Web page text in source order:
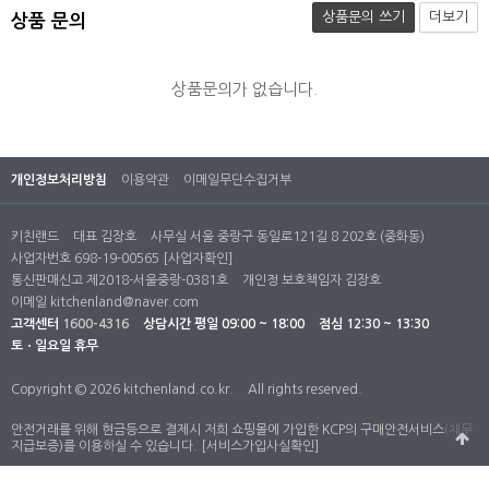
상품 문의 상품문의 쓰기 더보기
상품문의가 없습니다.
개인정보처리방침 이용약관 이메일무단수집거부
키친랜드 대표 김장호
사무실 서울 중랑구 동일로121길 8 202호 (중화동)
사업자번호 698-19-00565
[사업자확인]
통신판매신고 제2018-서울중랑-0381호
개인정 보호책임자 김장호
이메일 kitchenland@naver.com
고객센터 1600-4316 상담시간 평일 09:00 ~ 18:00
점심 12:30 ~ 13:30
토ㆍ일요일 휴무
Copyright © 2026 kitchenland.co.kr. All rights reserved.
안전거래를 위해 현금등으로 결제시 저희 쇼핑몰에 가입한 KCP의 구매안전서비스(채무
지급보증)를 이용하실 수 있습니다.
[서비스가입사실확인]